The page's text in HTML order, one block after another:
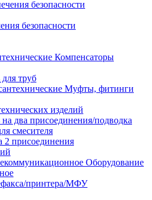
безопасности
Компенсаторы
труб
Муфты, фитинги
изделий
два присоединения/подводка
смесителя
2 присоединения
Оборудование
принтера/МФУ